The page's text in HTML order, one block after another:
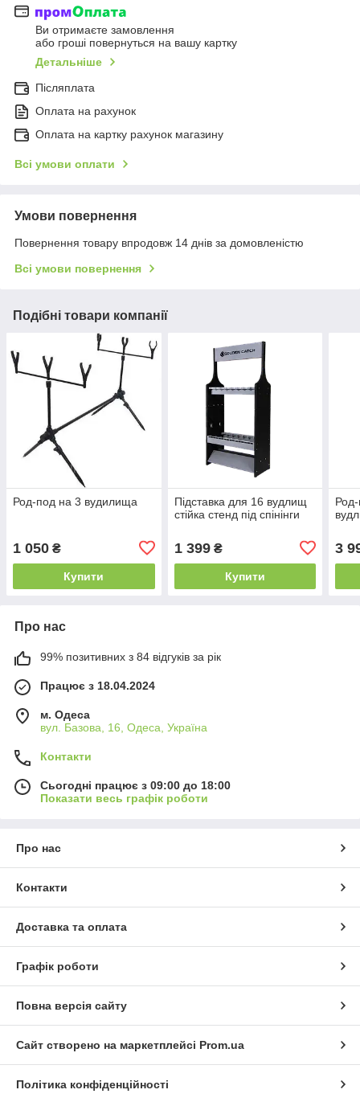
Ви отримаєте замовлення
або гроші повернуться на вашу картку
Детальніше
Післяплата
Оплата на рахунок
Оплата на картку рахунок магазину
Всі умови оплати
Умови повернення
Повернення товару впродовж 14 днів за домовленістю
Всі умови повернення
Подібні товари компанії
Род-под на 3 вудилища
1 050 ₴
Купити
Підставка для 16 вудлищ
стійка стенд під спінінги
1 399₴
Купити
3
Про нас
99% позитивних з 84 відгуків за рік
Працює з 18.04.2024
м. Одеса
вул. Базова, 16, Одеса, Україна
Контакти
Сьогодні працює з 09:00 до 18:00
Показати весь графік роботи
Про нас
Контакти
Доставка та оплата
Графік роботи
Повна версія сайту
Сайт створено на маркетплейсі Prom.ua
Політика конфіденційності